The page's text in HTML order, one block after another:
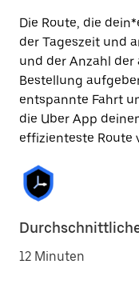
Die Route, die
der Tageszeit und
und der Anzahl der
Bestellung
entspannte Fahrt
die Uber App
effizienteste Route
12 Minuten